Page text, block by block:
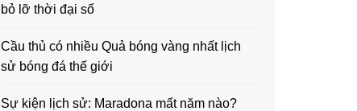
bỏ lỡ thời đại số
Cầu thủ có nhiều Quả bóng vàng nhất lịch
sử bóng đá thế giới
Sự kiện lịch sử: Maradona mất năm nào?